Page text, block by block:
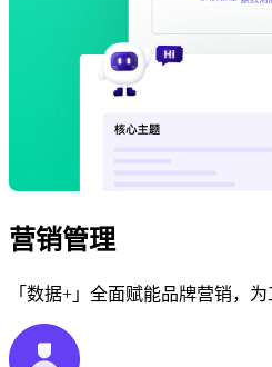
营销管理
「数据+」全面赋能品牌营销，